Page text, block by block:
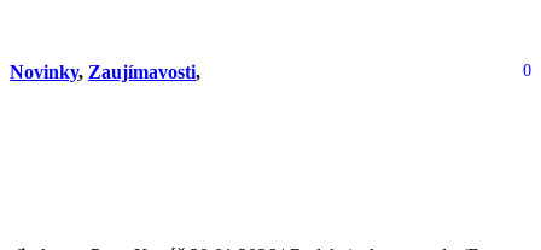
Novinky, Zaujímavosti, 0